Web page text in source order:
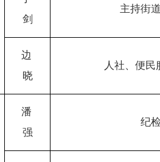
剑
主持街
边
晓
人社、便民
潘
强
纪